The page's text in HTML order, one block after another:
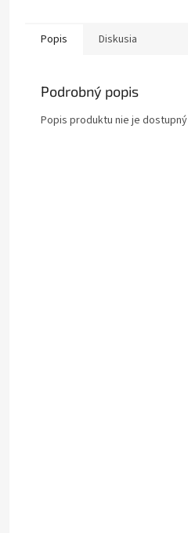
Popis Diskusia
Podrobný popis
Popis produktu nie je dostupný